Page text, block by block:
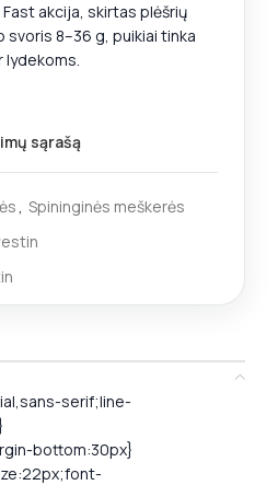
akcija, skirtas plėšrių
svoris 8–36 g, puikiai tinka
lydekoms.
sąrašą
, Spininginės meškerės
serif;line-
bottom:30px}